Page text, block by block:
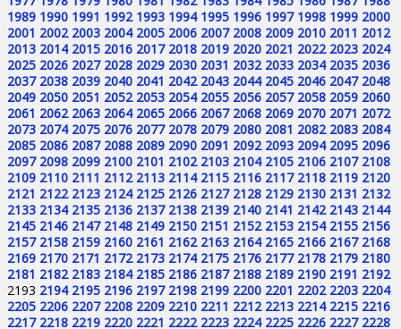
1989 1990 1991 1992 1993 1994 1995 1996 1997 1998 1999 2000
2001 2002 2003 2004 2005 2006 2007 2008 2009 2010 2011 2012
2013 2014 2015 2016 2017 2018 2019 2020 2021 2022 2023 2024
2025 2026 2027 2028 2029 2030 2031 2032 2033 2034 2035 2036
2037 2038 2039 2040 2041 2042 2043 2044 2045 2046 2047 2048
2049 2050 2051 2052 2053 2054 2055 2056 2057 2058 2059 2060
2061 2062 2063 2064 2065 2066 2067 2068 2069 2070 2071 2072
2073 2074 2075 2076 2077 2078 2079 2080 2081 2082 2083 2084
2085 2086 2087 2088 2089 2090 2091 2092 2093 2094 2095 2096
2097 2098 2099 2100 2101 2102 2103 2104 2105 2106 2107 2108
2109 2110 2111 2112 2113 2114 2115 2116 2117 2118 2119 2120
2121 2122 2123 2124 2125 2126 2127 2128 2129 2130 2131 2132
2133 2134 2135 2136 2137 2138 2139 2140 2141 2142 2143 2144
2145 2146 2147 2148 2149 2150 2151 2152 2153 2154 2155 2156
2157 2158 2159 2160 2161 2162 2163 2164 2165 2166 2167 2168
2169 2170 2171 2172 2173 2174 2175 2176 2177 2178 2179 2180
2181 2182 2183 2184 2185 2186 2187 2188 2189 2190 2191 2192
2193 2194 2195 2196 2197 2198 2199 2200 2201 2202 2203 2204
2205 2206 2207 2208 2209 2210 2211 2212 2213 2214 2215 2216
2217 2218 2219 2220 2221 2222 2223 2224 2225 2226 2227 2228